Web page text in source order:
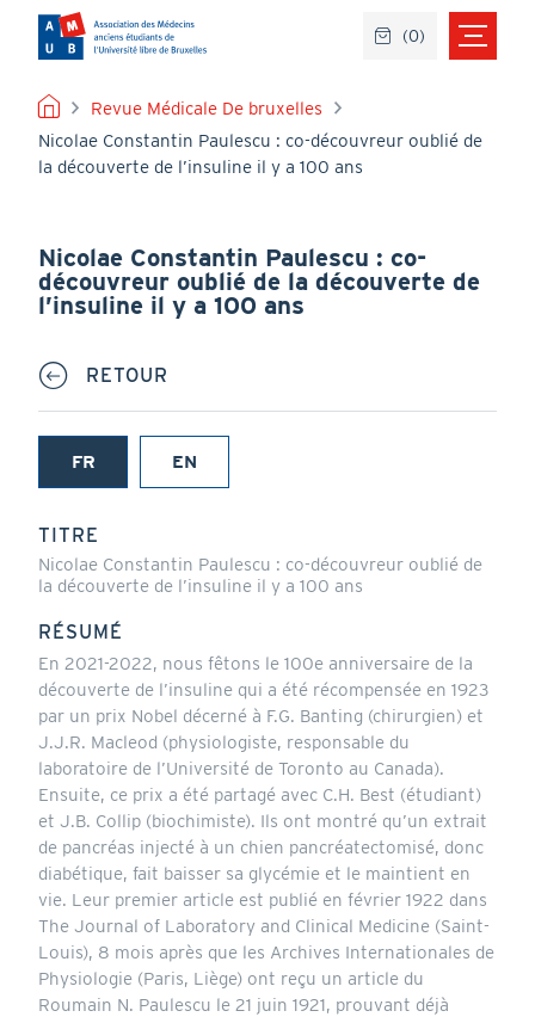
contenu
principal
FIL
D'ARIANE
Revue Médicale De bruxelles
Nicolae Constantin Paulescu : co-découvreur oublié de
la découverte de l’insuline il y a 100 ans
Nicolae Constantin Paulescu : co-
découvreur oublié de la découverte de
l’insuline il y a 100 ans
RETOUR
FR
(onglet
EN
TITRE
Nicolae Constantin Paulescu : co-découvreur oublié de
la découverte de l’insuline il y a 100 ans
RÉSUMÉ
En 2021-2022, nous fêtons le 100e anniversaire de la
découverte de l’insuline qui a été récompensée en 1923
par un prix Nobel décerné à F.G. Banting (chirurgien) et
J.J.R. Macleod (physiologiste, responsable du
laboratoire de l’Université de Toronto au Canada).
Ensuite, ce prix a été partagé avec C.H. Best (étudiant)
et J.B. Collip (biochimiste). Ils ont montré qu’un extrait
de pancréas injecté à un chien pancréatectomisé, donc
diabétique, fait baisser sa glycémie et le maintient en
vie. Leur premier article est publié en février 1922 dans
The Journal of Laboratory and Clinical Medicine (Saint-
Louis), 8 mois après que les Archives Internationales de
Physiologie (Paris, Liège) ont reçu un article du
Roumain N. Paulescu le 21 juin 1921, prouvant déjà
(0)